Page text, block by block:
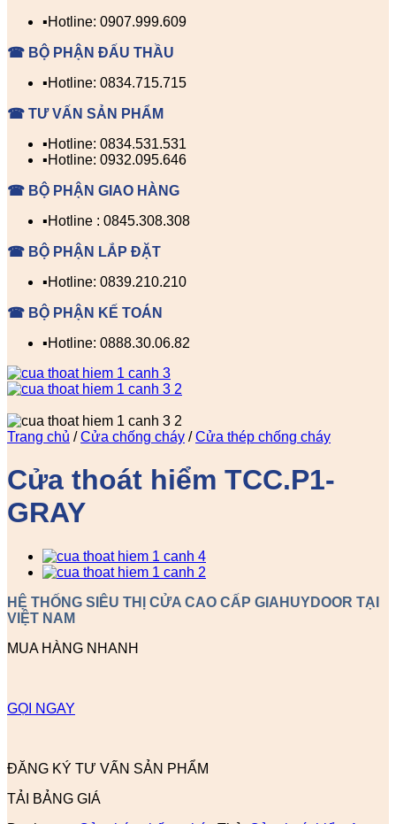
▪️Hotline: 0907.999.609
☎ BỘ PHẬN ĐẤU THẦU
▪️Hotline: 0834.715.715
☎ TƯ VẤN SẢN PHẨM
▪️Hotline: 0834.531.531
▪️Hotline: 0932.095.646
☎ BỘ PHẬN GIAO HÀNG
▪️Hotline : 0845.308.308
☎ BỘ PHẬN LẮP ĐẶT
▪️Hotline: 0839.210.210
☎ BỘ PHẬN KẾ TOÁN
▪️Hotline: 0888.30.06.82
Trang chủ / Cửa chống cháy / Cửa thép chống cháy
Cửa thoát hiểm TCC.P1-
GRAY
HỆ THỐNG SIÊU THỊ CỬA CAO CẤP GIAHUYDOOR TẠI
VIỆT NAM
MUA HÀNG NHANH
GỌI NGAY
ĐĂNG KÝ TƯ VẤN SẢN PHẨM
TẢI BẢNG GIÁ